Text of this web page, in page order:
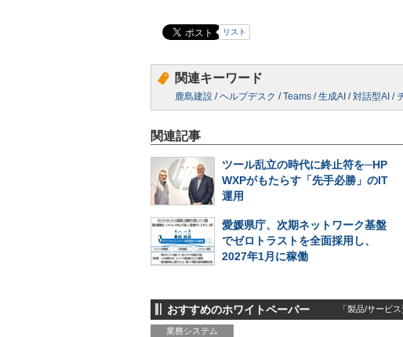
リスト
関連キーワード
鹿島建設 /ヘルプデスク /Teams /生成AI /対話型AI /
関連記事
ツール乱立の時代に終止符を─HP
WXPがもたらす「先手必勝」のIT
運用
愛媛県庁、次期ネットワーク基盤
でゼロトラストを全面採用し、
2027年1月に稼働
おすすめのホワイトペーパー 「製品/サービ
業務システム